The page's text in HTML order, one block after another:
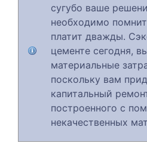
сугубо ваше
необходимо
платит дважды.
цементе сегодня,
материальные
поскольку вам
капитальный
построенного с
некачественных